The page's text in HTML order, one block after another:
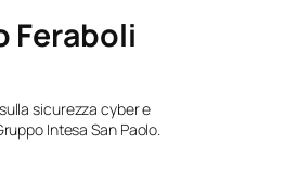
Feraboli
sicurezza cyber e
Intesa San Paolo.